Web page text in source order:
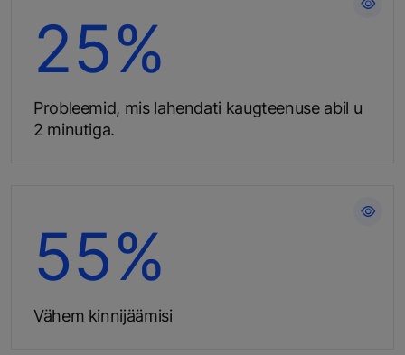
25%​
Probleemid, mis lahendati kaugteenuse abil u
2 minutiga.
Kaugteenuse abil kiirelt
lahendatud probleemid
säästavad Teie aega.
55%​
Vähem kinnijäämisi
Paranda hoones liikuvate